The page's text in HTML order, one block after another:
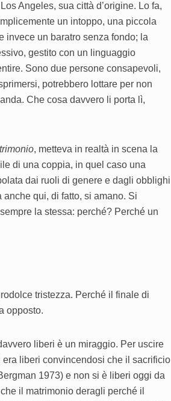
Angeles, sua città d’origine. Lo fa,
un intoppo, una piccola
invece un baratro senza fondo; la
gestito con un linguaggio
Sono due persone consapevoli,
potrebbero lottare per non
Che cosa davvero li porta lì,
, metteva in realtà in scena la
di una coppia, in quel caso una
dai ruoli di genere e dagli obblighi
qui, di fatto, si amano. Si
la stessa: perché? Perché un
tristezza. Perché il finale di
opposto.
liberi è un miraggio. Per uscire
liberi convincendosi che il sacrificio
1973) e non si è liberi oggi da
il matrimonio deragli perché il